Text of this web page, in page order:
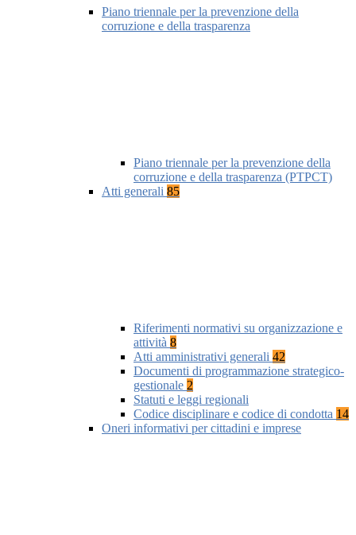
Piano triennale per la prevenzione della
corruzione e della trasparenza
Piano triennale per la prevenzione della
corruzione e della trasparenza (PTPCT)
Atti generali 85
Riferimenti normativi su organizzazione e
attività 8
Atti amministrativi generali 42
Documenti di programmazione strategico-
gestionale 2
Statuti e leggi regionali
Codice disciplinare e codice di condotta 14
Oneri informativi per cittadini e imprese